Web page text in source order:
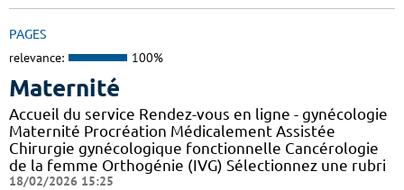
PAGES
relevance: 100%
Maternité
Accueil du service Rendez-vous en ligne - gynécologie
Maternité Procréation Médicalement Assistée
Chirurgie gynécologique fonctionnelle Cancérologie
de la femme Orthogénie (IVG) Sélectionnez une rubri
18/02/2026 15:25